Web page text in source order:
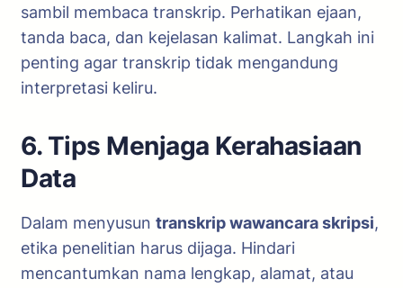
sambil membaca transkrip. Perhatikan ejaan,
tanda baca, dan kejelasan kalimat. Langkah ini
penting agar transkrip tidak mengandung
interpretasi keliru.
6. Tips Menjaga Kerahasiaan
Data
Dalam menyusun transkrip wawancara skripsi,
etika penelitian harus dijaga. Hindari
mencantumkan nama lengkap, alamat, atau